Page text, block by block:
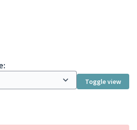
Toggle view